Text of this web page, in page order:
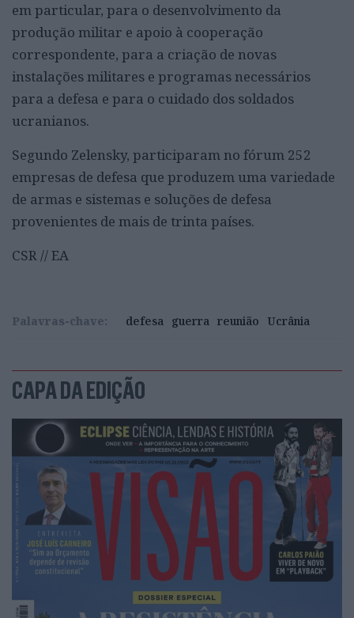
em particular, para o desenvolvimento da
produção militar e apoio à cooperação
correspondente, para a criação de novas
instalações militares e programas necessários
para a defesa e para o cuidado dos soldados
ucranianos.
Segundo Zelensky, participaram no fórum 252
empresas de defesa que produzem uma variedade
de armas e sistemas e soluções de defesa
provenientes de mais de trinta países.
CSR // EA
Palavras-chave: defesa guerra reunião Ucrânia
CAPA DA EDIÇÃO